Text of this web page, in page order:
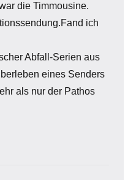
die Timmousine.
ich
Abfall-Serien aus
eines Senders
als nur der Pathos